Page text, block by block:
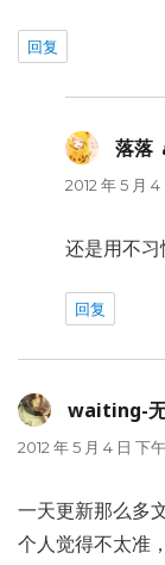
回复
落落
2012 年 5 月 4
还是用不习
回复
waiting-
2012 年 5 月 4 日 下
一天更新那么多
个人觉得不太准